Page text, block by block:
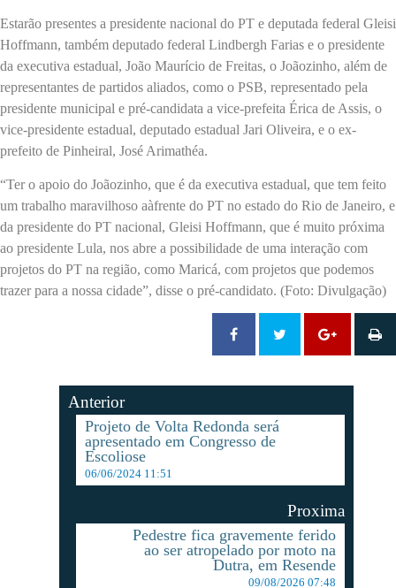
Estarão presentes a presidente nacional do PT e deputada federal Gleisi
Hoffmann, também deputado federal Lindbergh Farias e o presidente
da executiva estadual, João Maurício de Freitas, o Joãozinho, além de
representantes de partidos aliados, como o PSB, representado pela
presidente municipal e pré-candidata a vice-prefeita Érica de Assis, o
vice-presidente estadual, deputado estadual Jari Oliveira, e o ex-
prefeito de Pinheiral, José Arimathéa.
“Ter o apoio do Joãozinho, que é da executiva estadual, que tem feito
um trabalho maravilhoso aàfrente do PT no estado do Rio de Janeiro, e
da presidente do PT nacional, Gleisi Hoffmann, que é muito próxima
ao presidente Lula, nos abre a possibilidade de uma interação com
projetos do PT na região, como Maricá, com projetos que podemos
trazer para a nossa cidade”, disse o pré-candidato. (Foto: Divulgação)
Anterior
Projeto de Volta Redonda será
apresentado em Congresso de
Escoliose
06/06/2024 11:51
Proxima
Pedestre fica gravemente ferido
ao ser atropelado por moto na
Dutra, em Resende
09/08/2026 07:48